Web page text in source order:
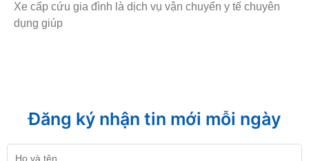
Xe cấp cứu gia đình là dịch vụ vận chuyển y tế chuyên
dụng giúp
Đăng ký nhận tin mới mỗi ngày